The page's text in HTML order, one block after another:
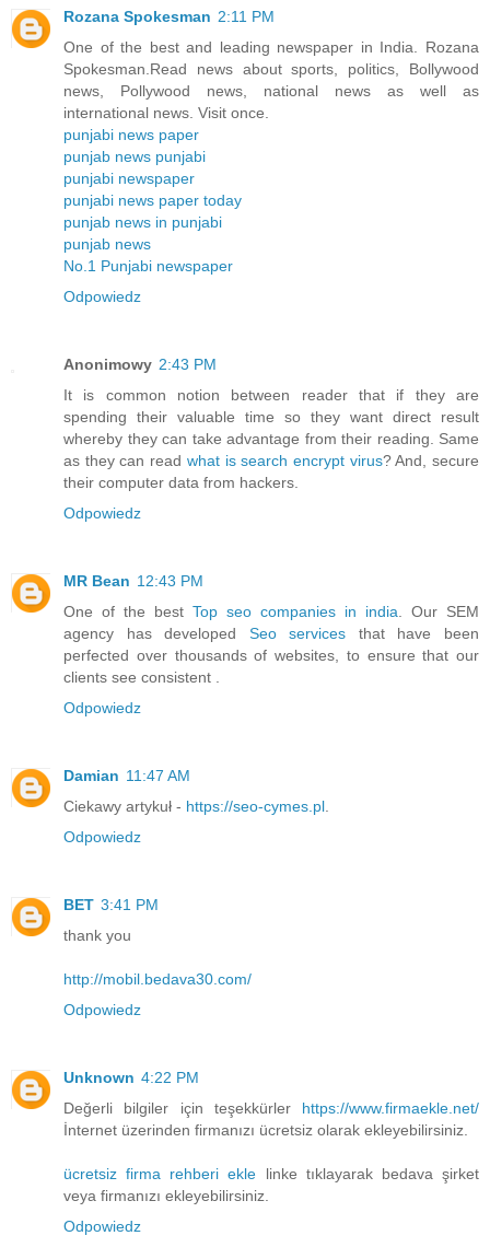
Rozana Spokesman 2:11 PM
One of the best and leading newspaper in India. Rozana
Spokesman.Read news about sports, politics, Bollywood
news, Pollywood news, national news as well as
international news. Visit once.
punjabi news paper
punjab news punjabi
punjabi newspaper
punjabi news paper today
punjab news in punjabi
punjab news
No.1 Punjabi newspaper
Odpowiedz
Anonimowy 2:43 PM
It is common notion between reader that if they are
spending their valuable time so they want direct result
whereby they can take advantage from their reading. Same
as they can read what is search encrypt virus? And, secure
their computer data from hackers.
Odpowiedz
MR Bean 12:43 PM
One of the best Top seo companies in india . Our SEM
agency has developed Seo services that have been
perfected over thousands of websites, to ensure that our
clients see consistent .
Odpowiedz
Damian 11:47 AM
Ciekawy artykuł - https://seo-cymes.pl
Odpowiedz
BET 3:41 PM
thank you
http://mobil.bedava30.com/
Odpowiedz
Unknown 4:22 PM
Değerli bilgiler için teşekkürler https://www.firmaekle.net/
İnternet üzerinden firmanızı ücretsiz olarak ekleyebilirsiniz.
ücretsiz firma rehberi ekle linke tıklayarak bedava şirket
veya firmanızı ekleyebilirsiniz.
Odpowiedz